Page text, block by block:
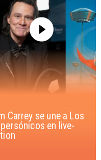
la historia de
que inspira a